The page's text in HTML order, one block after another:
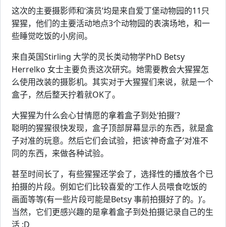
这次的主要摄影师和‘演员’均是来自爱丁堡动物园的11只
猩猩，他们的主要活动地点3个动物园的表演场地，和一
些睡觉吃饭的小房间。
来自英国Stirling 大学的灵长类动物学PhD Betsy
Herrelko 女士主要负责这次研究。她需要教会大猩猩怎
么使用改装的摄影机。其实对于大猩猩们来说，就是一个
盒子，然后整天拧着就OK了。
大猩猩为什么会心甘情愿的拿着盒子到处‘拍摄’？
聪明的猩猩很快发现，盒子顶部屏幕显示的东西，就是盒
子对准的玩意。然后它们会试验，把该‘神奇盒子’对准不
同的东西，来做各种试验。
甚至时间长了，有些猩猩还学会了，选择性的播放各个已
拍摄的片段。例如它们比较喜爱的‘工作人员喂食吃饭的
画面等等(有一些片段可能是Betsy 事前拍摄好了的。)’。
当然，它们更感兴趣的是拿着盒子到处拍摄记录自己的生
活 :D